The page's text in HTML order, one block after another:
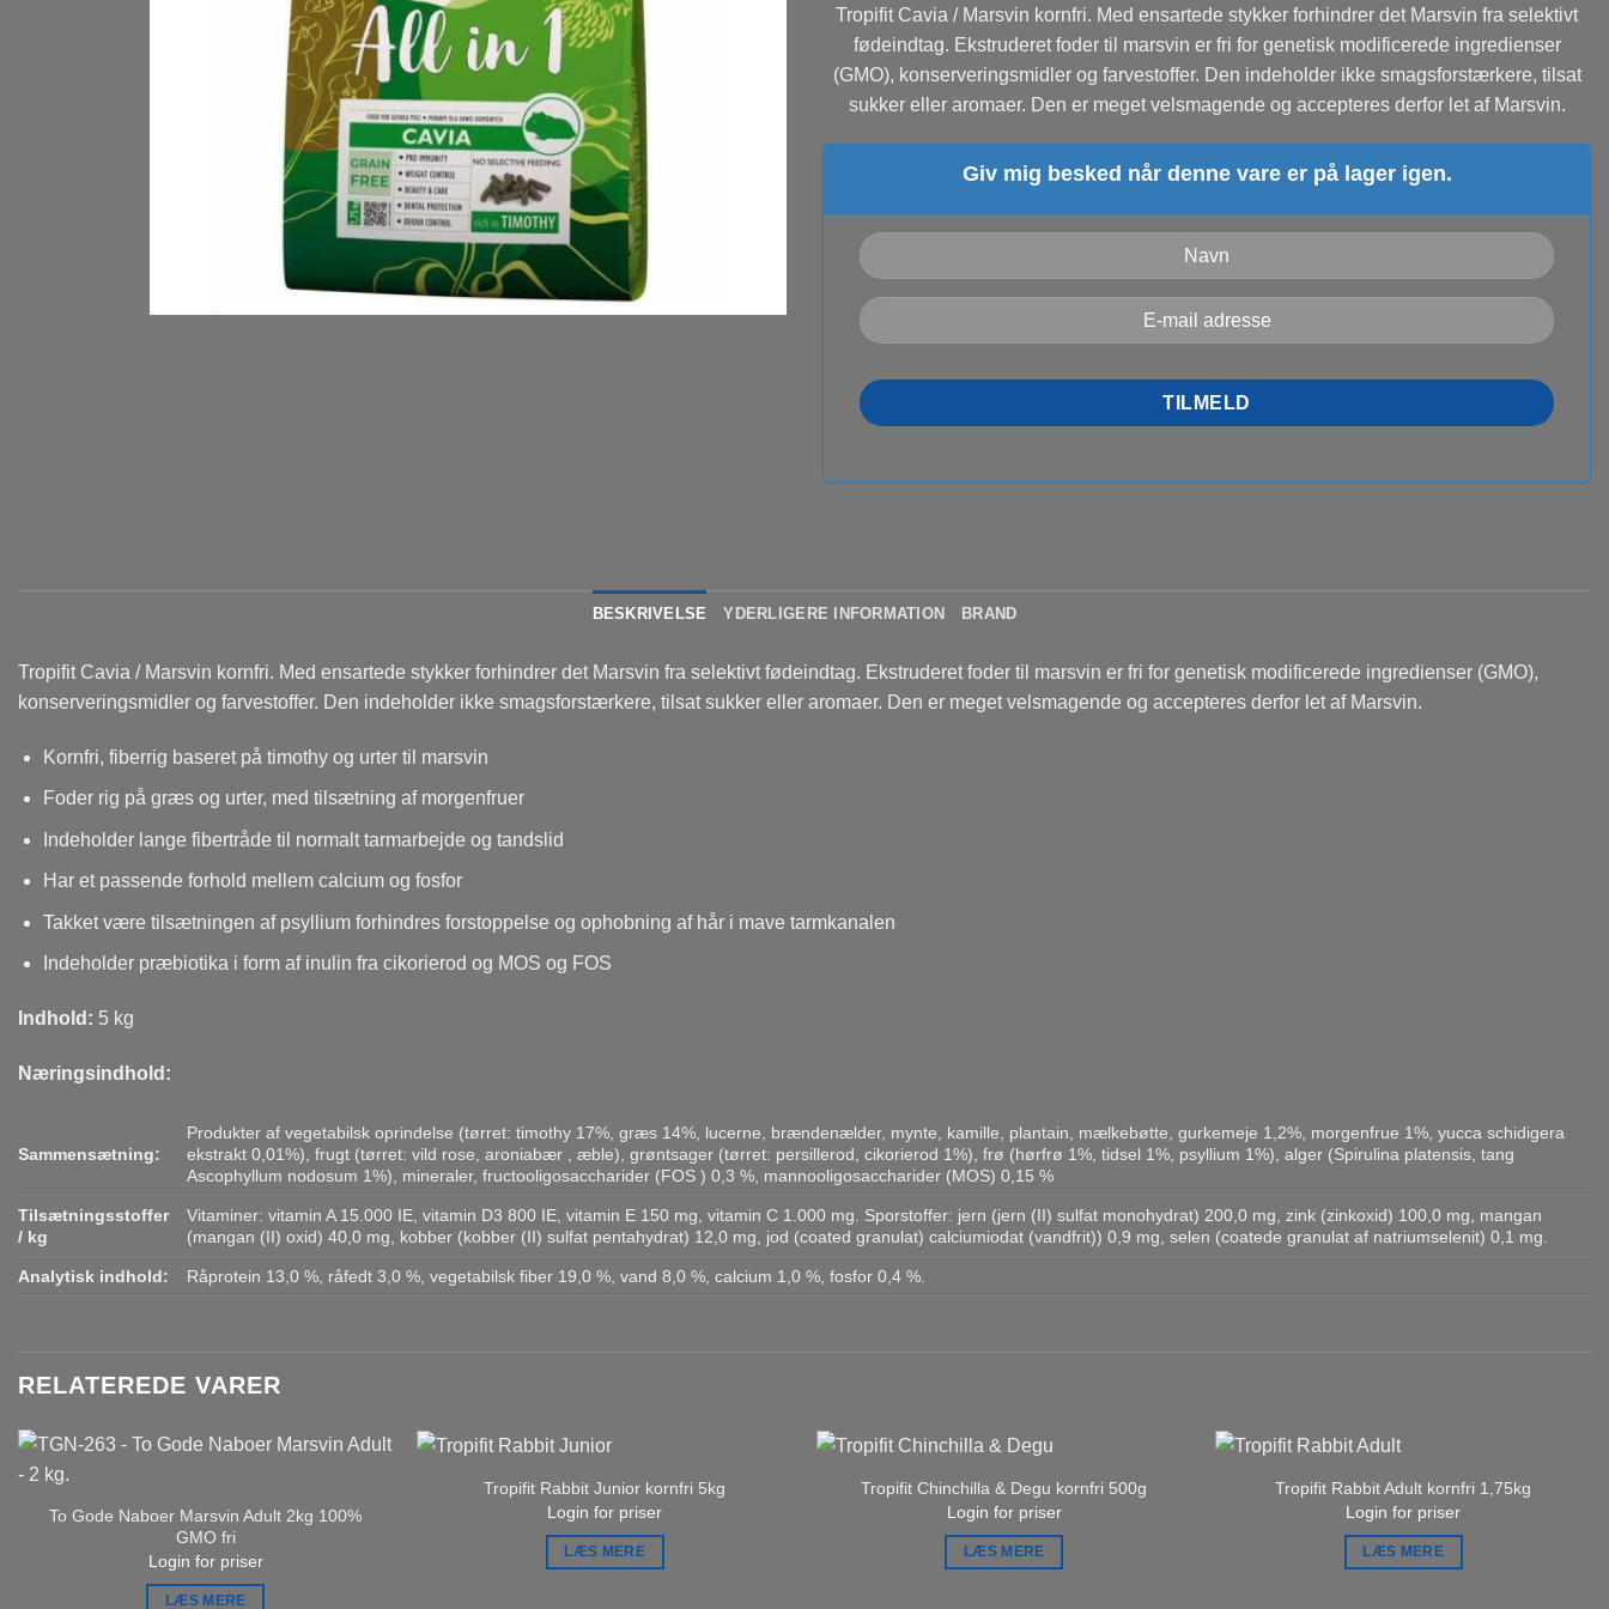
Tropifit Cavia / Marsvin kornfri. Med ensartede stykker forhindrer det Marsvin fra selektivt
fødeindtag. Ekstruderet foder til marsvin er fri for genetisk modificerede ingredienser
(GMO), konserveringsmidler og farvestoffer. Den indeholder ikke smagsforstærkere, tilsat
sukker eller aromaer. Den er meget velsmagende og accepteres derfor let af Marsvin.
Giv mig besked når denne vare er på lager igen.
BESKRIVELSE YDERLIGERE INFORMATION BRAND
Tropifit Cavia / Marsvin kornfri. Med ensartede stykker forhindrer det Marsvin fra selektivt fødeindtag. Ekstruderet foder til marsvin er fri for genetisk modificerede ingredienser (GMO),
konserveringsmidler og farvestoffer. Den indeholder ikke smagsforstærkere, tilsat sukker eller aromaer. Den er meget velsmagende og accepteres derfor let af Marsvin.
Kornfri, fiberrig baseret på timothy og urter til marsvin
Foder rig på græs og urter, med tilsætning af morgenfruer
Indeholder lange fibertråde til normalt tarmarbejde og tandslid
Har et passende forhold mellem calcium og fosfor
Takket være tilsætningen af ​​psyllium forhindres forstoppelse og ophobning af hår i mave tarmkanalen
Indeholder præbiotika i form af inulin fra cikorierod og MOS og FOS
Indhold: 5 kg
Næringsindhold:
Sammensætning:
Produkter af vegetabilsk oprindelse (tørret: timothy 17%, græs 14%, lucerne, brændenælder, mynte, kamille, plantain, mælkebøtte, gurkemeje 1,2%, morgenfrue 1%, yucca schidigera
ekstrakt 0,01%), frugt (tørret: vild rose, aroniabær , æble), grøntsager (tørret: persillerod, cikorierod 1%), frø (hørfrø 1%, tidsel 1%, psyllium 1%), alger (Spirulina platensis, tang
Ascophyllum nodosum 1%), mineraler, fructooligosaccharider (FOS ) 0,3 %, mannooligosaccharider (MOS) 0,15 %
Tilsætningsstoffer
/ kg
Vitaminer: vitamin A 15.000 IE, vitamin D3 800 IE, vitamin E 150 mg, vitamin C 1.000 mg. Sporstoffer: jern (jern (II) sulfat monohydrat) 200,0 mg, zink (zinkoxid) 100,0 mg, mangan
(mangan (II) oxid) 40,0 mg, kobber (kobber (II) sulfat pentahydrat) 12,0 mg, jod (coated granulat) calciumiodat (vandfrit)) 0,9 mg, selen (coatede granulat af natriumselenit) 0,1 mg.
Analytisk indhold: Råprotein 13,0 %, råfedt 3,0 %, vegetabilsk fiber 19,0 %, vand 8,0 %, calcium 1,0 %, fosfor 0,4 %.
RELATEREDE VARER
To Gode Naboer Marsvin Adult 2kg 100%
GMO fri
Login for priser
LÆS MERE
Tropifit Rabbit Junior kornfri 5kg
Login for priser
LÆS MERE
Tropifit Chinchilla & Degu kornfri 500g
Login for priser
LÆS MERE
Tropifit Rabbit Adult kornfri 1,75kg
Login for priser
LÆS MERE